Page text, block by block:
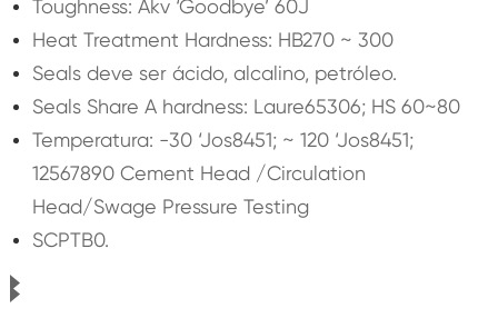
Toughness: Akv ‘Goodbye’ 60J
Heat Treatment Hardness: HB270 ~ 300
Seals deve ser ácido, alcalino, petróleo.
Seals Share A hardness: Laure65306; HS 60~80
Temperatura: -30 ‘Jos8451; ~ 120 ‘Jos8451;
12567890 Cement Head /Circulation
Head/Swage Pressure Testing
SCPTB0.